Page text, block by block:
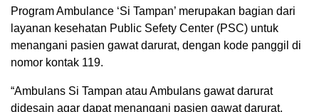
Program Ambulance ‘Si Tampan’ merupakan bagian dari
layanan kesehatan Public Sefety Center (PSC) untuk
menangani pasien gawat darurat, dengan kode panggil di
nomor kontak 119.
“Ambulans Si Tampan atau Ambulans gawat darurat
didesain agar dapat menangani pasien gawat darurat,